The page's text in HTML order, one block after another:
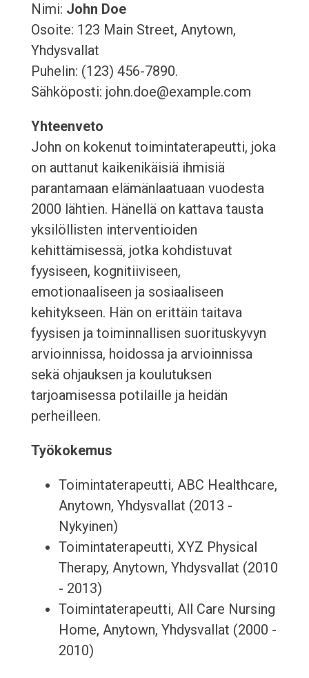
Nimi: John Doe
Osoite: 123 Main Street, Anytown,
Yhdysvallat
Puhelin: (123) 456-7890.
Sähköposti: john.doe@example.com
Yhteenveto
John on kokenut toimintaterapeutti, joka
on auttanut kaikenikäisiä ihmisiä
parantamaan elämänlaatuaan vuodesta
2000 lähtien. Hänellä on kattava tausta
yksilöllisten interventioiden
kehittämisessä, jotka kohdistuvat
fyysiseen, kognitiiviseen,
emotionaaliseen ja sosiaaliseen
kehitykseen. Hän on erittäin taitava
fyysisen ja toiminnallisen suorituskyvyn
arvioinnissa, hoidossa ja arvioinnissa
sekä ohjauksen ja koulutuksen
tarjoamisessa potilaille ja heidän
perheilleen.
Työkokemus
Toimintaterapeutti, ABC Healthcare,
Anytown, Yhdysvallat (2013 -
Nykyinen)
Toimintaterapeutti, XYZ Physical
Therapy, Anytown, Yhdysvallat (2010
- 2013)
Toimintaterapeutti, All Care Nursing
Home, Anytown, Yhdysvallat (2000 -
2010)